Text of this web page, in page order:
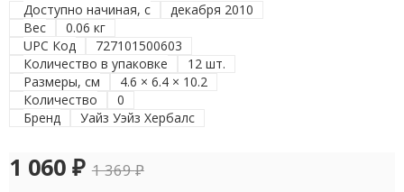
Доступно начиная, с
декабря 2010
Вес
0.06 кг
UPC Код
727101500603
Количество в упаковке
12 шт.
Размеры, см
4.6 × 6.4 × 10.2
Количество
0
Бренд
Уайз Уэйз Хербалс
1 060 ₽ 1 369₽